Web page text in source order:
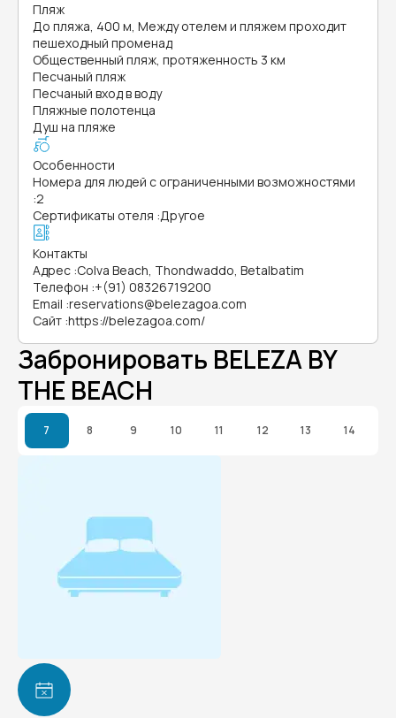
Пляж
До пляжа, 400 м, Между отелем и пляжем проходит
пешеходный променад
Общественный пляж, протяженность 3 км
Песчаный пляж
Песчаный вход в воду
Пляжные полотенца
Душ на пляже
Особенности
Номера для людей с ограниченными возможностями
:2
Сертификаты отеля :Другое
Контакты
Адрес :Colva Beach, Thondwaddo, Betalbatim
Телефон :+(91) 08326719200
Email :reservations@belezagoa.com
Сайт :https://belezagoa.com/
Забронировать BELEZA BY
THE BEACH
7 8 9 10 11 12 13 14